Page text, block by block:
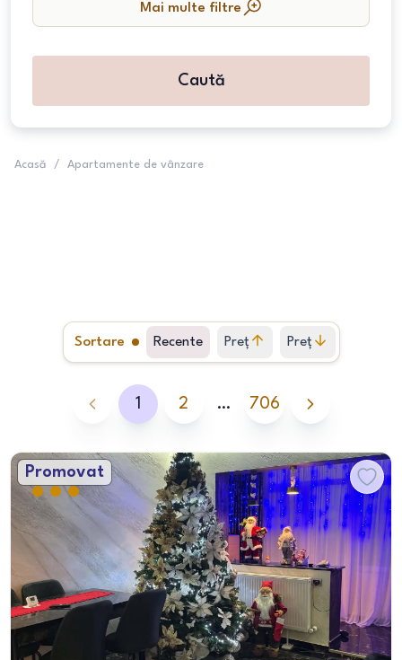
Mai multe filtre
Caută
Acasă / Apartamente de vânzare
Sortare Recente Preț
crescător
Preț
descrescător
1 2 … 706
Promovat